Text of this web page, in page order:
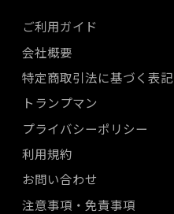
ご利用ガイド
会社概要
特定商取引法に基づく表記
トランプマン
プライバシーポリシー
利用規約
お問い合わせ
注意事項・免責事項